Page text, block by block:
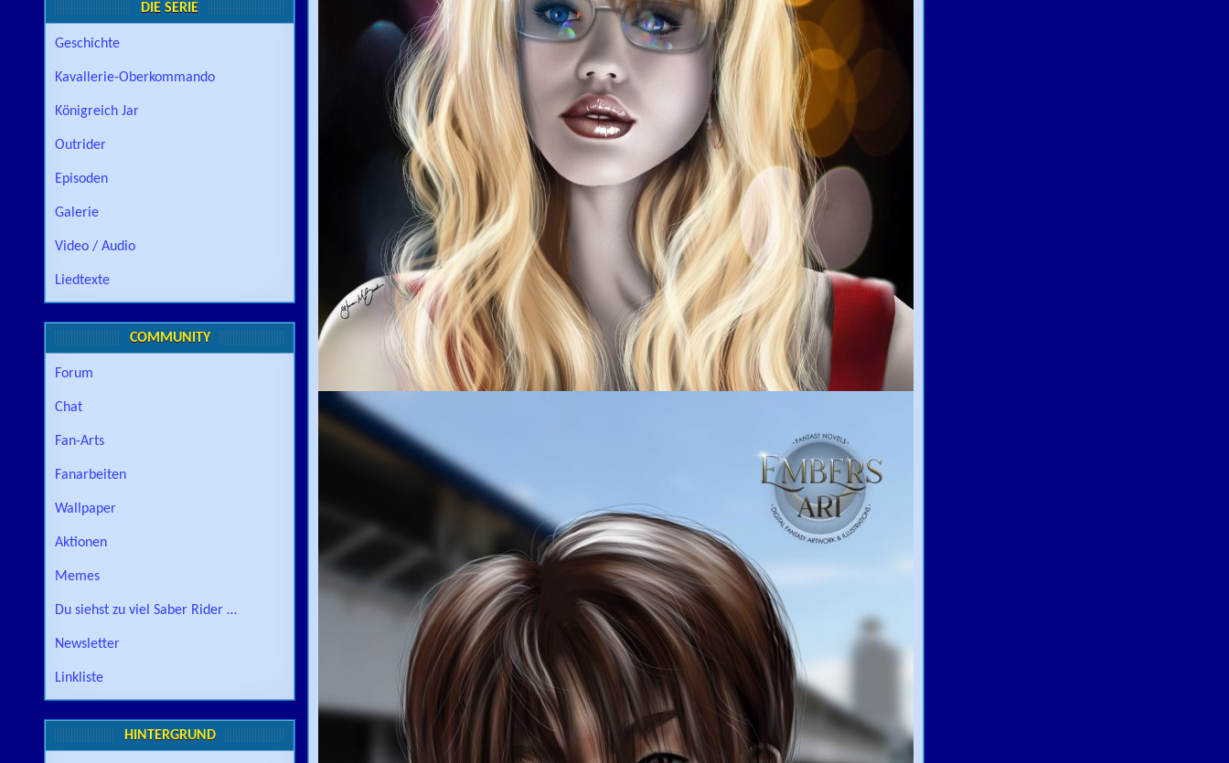
DIE SERIE
Geschichte
Kavallerie-Oberkommando
Königreich Jar
Outrider
Episoden
Galerie
Video / Audio
Liedtexte
COMMUNITY
Forum
Chat
Fan-Arts
Fanarbeiten
Wallpaper
Aktionen
Memes
Du siehst zu viel Saber Rider …
Newsletter
Linkliste
HINTERGRUND